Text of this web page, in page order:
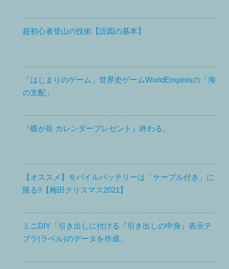
超初心者登山の技術【読図の基本】
「はじまりのゲーム」世界史ゲームWorldEmpiresの「海
の支配」
『蝶が岳 カレンダープレゼント』終わる。
【オススメ】モバイルバッテリーは「ケーブル付き」に
限る!!【梅田クリスマス2021】
ミニDIY「引き出しに付ける『引き出しの中身』表示テ
プラ(ラベル)のデータを作成」